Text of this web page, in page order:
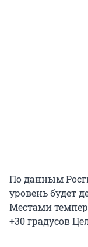
По данным
уровень будет
Местами
+30 градусов